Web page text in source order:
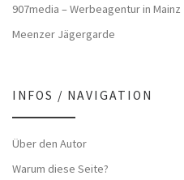
907media – Werbeagentur in Mainz
Meenzer Jägergarde
INFOS / NAVIGATION
Über den Autor
Warum diese Seite?